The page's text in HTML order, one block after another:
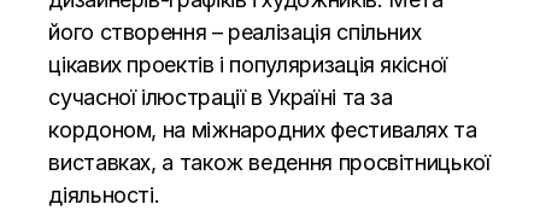
його створення – реалізація спільних
цікавих проектів і популяризація якісної
сучасної ілюстрації в Україні та за
кордоном, на міжнародних фестивалях та
виставках, а також ведення просвітницької
діяльності.